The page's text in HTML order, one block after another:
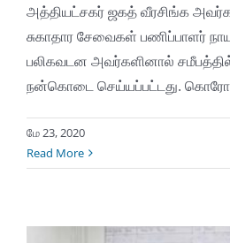
அத்தியட்சகர் ஜகத் வீரசிங்க
சுகாதார சேவைகள் பணிப்பாளர்
பலிகவடன அவர்களினால்
நன்கொடை செய்யப்பட்டது.
மே 23, 2020
Read More